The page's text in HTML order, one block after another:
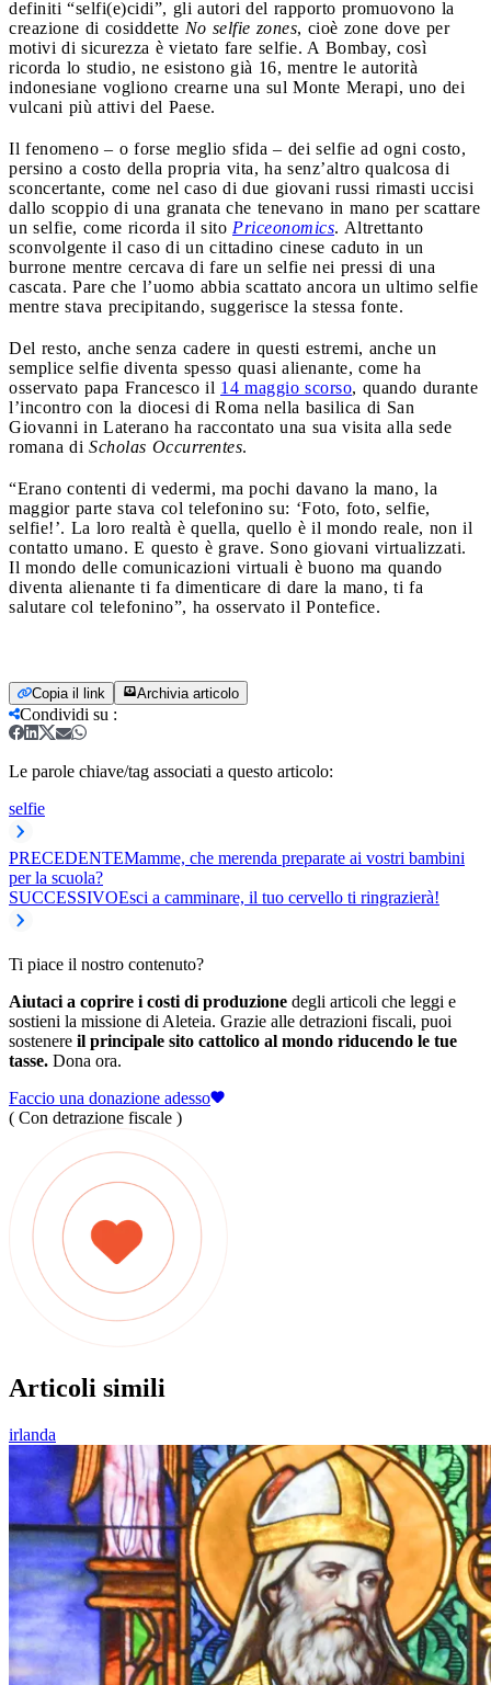
definiti “selfi(e)cidi”, gli autori del rapporto promuovono la
creazione di cosiddette No selfie zones, cioè zone dove per
motivi di sicurezza è vietato fare selfie. A Bombay, così
ricorda lo studio, ne esistono già 16, mentre le autorità
indonesiane vogliono crearne una sul Monte Merapi, uno dei
vulcani più attivi del Paese.
Il fenomeno – o forse meglio sfida – dei selfie ad ogni costo,
persino a costo della propria vita, ha senz’altro qualcosa di
sconcertante, come nel caso di due giovani russi rimasti uccisi
dallo scoppio di una granata che tenevano in mano per scattare
un selfie, come ricorda il sito Priceonomics. Altrettanto
sconvolgente il caso di un cittadino cinese caduto in un
burrone mentre cercava di fare un selfie nei pressi di una
cascata. Pare che l’uomo abbia scattato ancora un ultimo selfie
mentre stava precipitando, suggerisce la stessa fonte.
Del resto, anche senza cadere in questi estremi, anche un
semplice selfie diventa spesso quasi alienante, come ha
osservato papa Francesco il 14 maggio scorso, quando durante
l’incontro con la diocesi di Roma nella basilica di San
Giovanni in Laterano ha raccontato una sua visita alla sede
romana di Scholas Occurrentes.
“Erano contenti di vedermi, ma pochi davano la mano, la
maggior parte stava col telefonino su: ‘Foto, foto, selfie,
selfie!’. La loro realtà è quella, quello è il mondo reale, non il
contatto umano. E questo è grave. Sono giovani virtualizzati.
Il mondo delle comunicazioni virtuali è buono ma quando
diventa alienante ti fa dimenticare di dare la mano, ti fa
salutare col telefonino”, ha osservato il Pontefice.
Copia il link Archivia articolo
Condividi su :
Le parole chiave/tag associati a questo articolo:
selfie
PRECEDENTEMamme, che merenda preparate ai vostri bambini
per la scuola?
SUCCESSIVOEsci a camminare, il tuo cervello ti ringrazierà!
Ti piace il nostro contenuto?
Aiutaci a coprire i costi di produzione degli articoli che leggi e
sostieni la missione di Aleteia. Grazie alle detrazioni fiscali, puoi
sostenere il principale sito cattolico al mondo riducendo le tue
tasse. Dona ora.
Faccio una donazione adesso
( Con detrazione fiscale )
Articoli simili
irlanda